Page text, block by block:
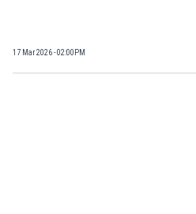
17 Mar 2026 - 02:00PM